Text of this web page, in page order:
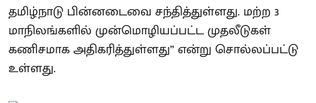
தமிழ்நாடு பின்னடைவை சந்தித்துள்ளது. மற்ற 3
மாநிலங்களில் முன்மொழியப்பட்ட முதலீடுகள்
கணிசமாக அதிகரித்துள்ளது” என்று சொல்லப்பட்டு
உள்ளது.